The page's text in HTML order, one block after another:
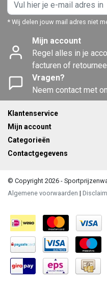
* Wij delen jouw mail adres niet
Mijn account
Regel alles in je
facturen of
Vragen?
Neem contact met
Klantenservice
Mijn account
Categorieën
Contactgegevens
© Copyright 2026 -
Algemene voorwaarden |